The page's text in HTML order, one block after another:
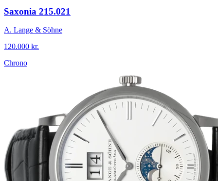
Saxonia 215.021
A. Lange & Söhne
120.000 kr.
Chrono